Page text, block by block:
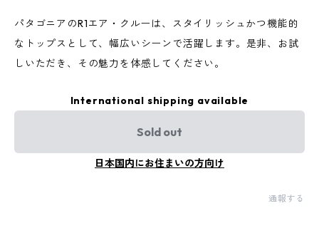
パタゴニアのR1エア・クルーは、スタイリッシュかつ機能的
なトップスとして、幅広いシーンで活躍します。是非、お試
しいただき、その魅力を体感してください。
International shipping available
Sold out
日本国内にお住まいの方向け
通報する